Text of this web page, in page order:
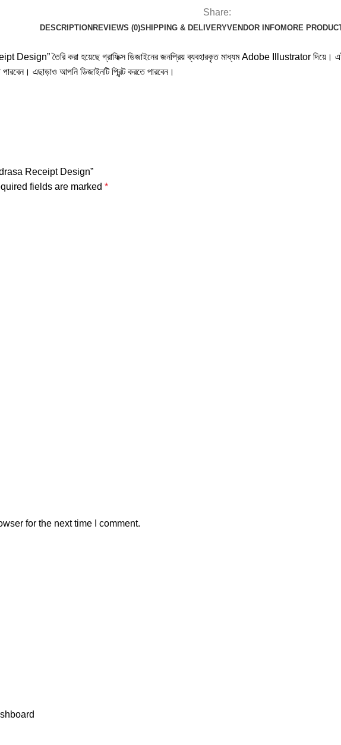
Share:
DESCRIPTION REVIEWS (0)SHIPPING & DELIVERYVENDOR INFOMORE
Design” তৈরি করা হয়েছে গ্রাফিক্স ডিজাইনের জনপ্রিয় ব্যবহারকৃত মাধ্যম Adobe Illustrator দিয়ে।
এছাড়াও আপনি ডিজাইনটি প্রিন্ট করতে পারবেন।
Receipt Design”
fields are marked *
for the next time I comment.